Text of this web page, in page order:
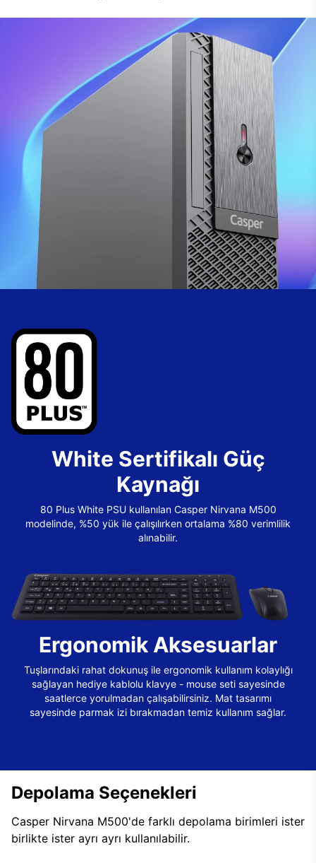
White Sertifikalı Güç
Kaynağı
80 Plus White PSU kullanılan Casper Nirvana M500
modelinde, %50 yük ile çalışılırken ortalama %80 verimlilik
alınabilir.
Ergonomik Aksesuarlar
Tuşlarındaki rahat dokunuş ile ergonomik kullanım kolaylığı
sağlayan hediye kablolu klavye - mouse seti sayesinde
saatlerce yorulmadan çalışabilirsiniz. Mat tasarımı
sayesinde parmak izi bırakmadan temiz kullanım sağlar.
Depolama Seçenekleri
Casper Nirvana M500'de farklı depolama birimleri ister
birlikte ister ayrı ayrı kullanılabilir.